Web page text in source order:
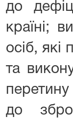
до
країні;
осіб,
та
до